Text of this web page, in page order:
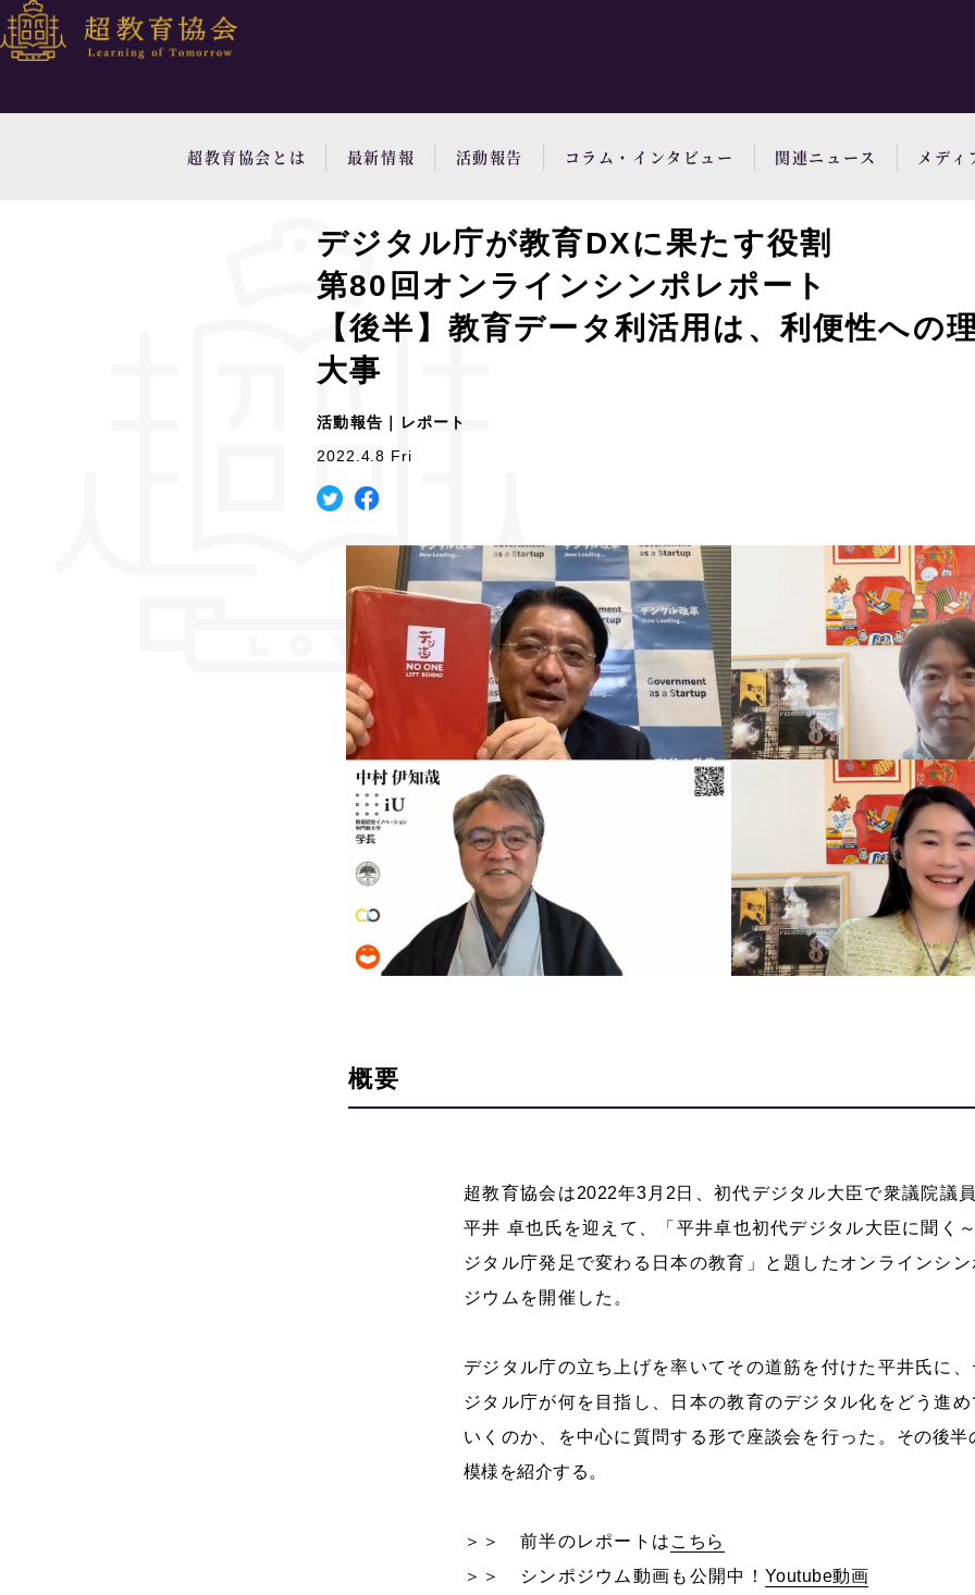
超教育協会とは 最新情報 活動報告 コラム・インタビュー 関連ニュース メディ
デジタル庁が教育DXに果たす役割
第80回オンラインシンポレポート
【後半】教育データ利活用は、利便性への
大事
活動報告｜レポート
2022.4.8 Fri
概要
超教育協会は2022年3 月 2 日、初代デジタル大臣で衆議院議
平井 卓也氏を迎えて、「平井卓也初代デジタル大臣に聞く
ジタル庁発足で変わる日本の教育」と題したオンラインシ
ジウムを開催した。
デジタル庁の立ち上げを率いてその道筋を付けた平井氏に、
ジタル庁が何を目指し、日本の教育のデジタル化をどう進
いくのか、を中心に質問する形で座談会を行った。 その後半
模様を紹介する。
＞＞ 前半のレポートは こちら
＞＞ シンポジウム動画も公開中！ Youtube動画